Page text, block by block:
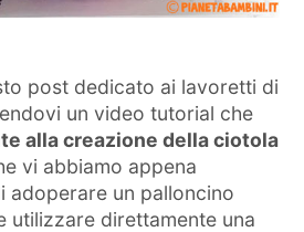
post dedicato ai lavoretti di
un video tutorial che
alla creazione della ciotola
vi abbiamo appena
adoperare un palloncino
utilizzare direttamente una